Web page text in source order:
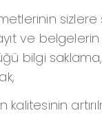
ve
bilgi